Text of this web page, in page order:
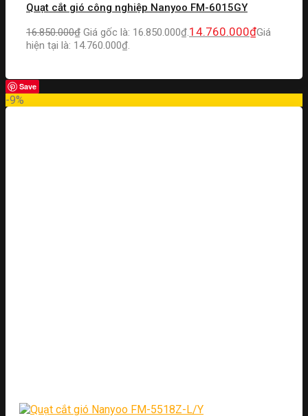
Quạt cắt gió công nghiệp Nanyoo FM-6015GY
16.850.000₫ Giá gốc là: 16.850.000₫.14.760.000₫Giá
hiện tại là: 14.760.000₫.
Save
-9%